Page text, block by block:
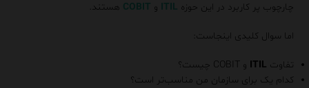
چارچوب پر کاربرد در این حوزه ITIL و COBIT هستند.
اما سوال کلیدی اینجاست:
تفاوت ITIL و COBIT چیست؟
کدام یک برای سازمان من مناسب‌تر است؟